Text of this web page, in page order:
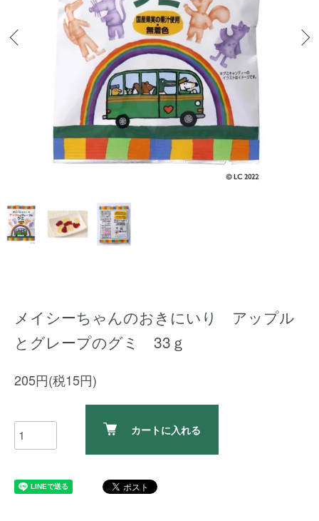
メイシーちゃんのおきにいり アップル
とグレープのグミ 33ｇ
205円(税15円)
カートに入れる